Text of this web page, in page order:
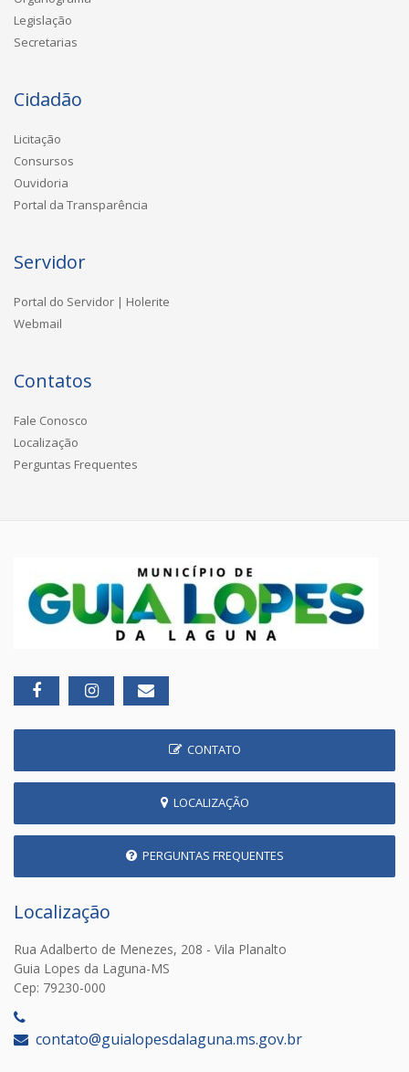
Legislação
Secretarias
Cidadão
Licitação
Consursos
Ouvidoria
Portal da Transparência
Servidor
Portal do Servidor | Holerite
Webmail
Contatos
Fale Conosco
Localização
Perguntas Frequentes
CONTATO
LOCALIZAÇÃO
PERGUNTAS FREQUENTES
Localização
Rua Adalberto de Menezes, 208 - Vila Planalto
Guia Lopes da Laguna-MS
Cep: 79230-000
contato@guialopesdalaguna.ms.gov.br